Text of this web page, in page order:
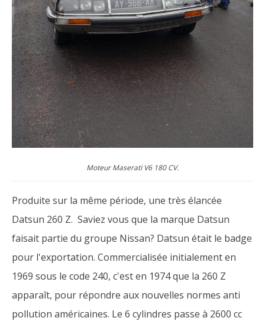
Moteur Maserati V6 180 CV.
Produite sur la même période, une très élancée
Datsun 260 Z. Saviez vous que la marque Datsun
faisait partie du groupe Nissan? Datsun était le badge
pour l'exportation. Commercialisée initialement en
1969 sous le code 240, c'est en 1974 que la 260 Z
apparaît, pour répondre aux nouvelles normes anti
pollution américaines. Le 6 cylindres passe à 2600 cc